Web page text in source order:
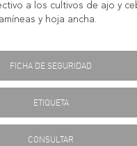
a los cultivos de ajo y
y hoja ancha.
FICHA DE SEGURIDAD
ETIQUETA
CONSULTAR